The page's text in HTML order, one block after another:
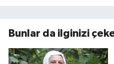
Bunlar da ilginizi